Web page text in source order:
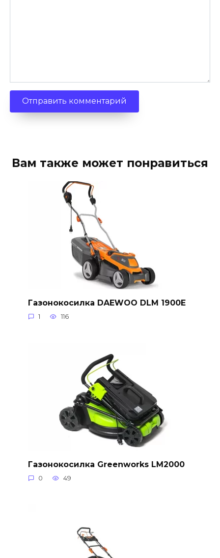
Вам также может понравиться
Газонокосилка DAEWOO DLM 1900E
1 116
Газонокосилка Greenworks LM2000
0 49